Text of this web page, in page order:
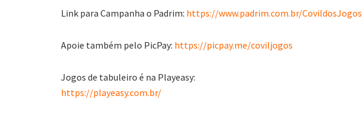
Link para Campanha o Padrim: https://www.padrim.com.br/CovildosJogos
Apoie também pelo PicPay: https://picpay.me/coviljogos
Jogos de tabuleiro é na Playeasy:
https://playeasy.com.br/